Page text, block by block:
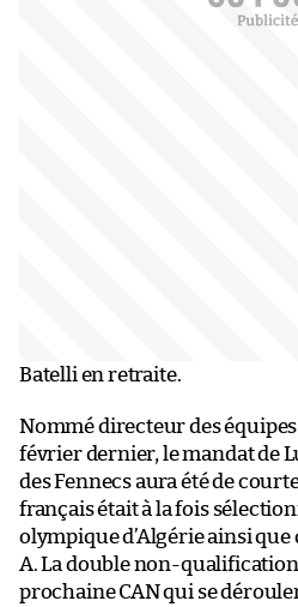
Batelli en retraite.
Nommé directeur des
février dernier, le mandat de
des Fennecs aura été de
français était à la fois
olympique d’Algérie ainsi que
A. La double non-qualification
prochaine CAN qui se